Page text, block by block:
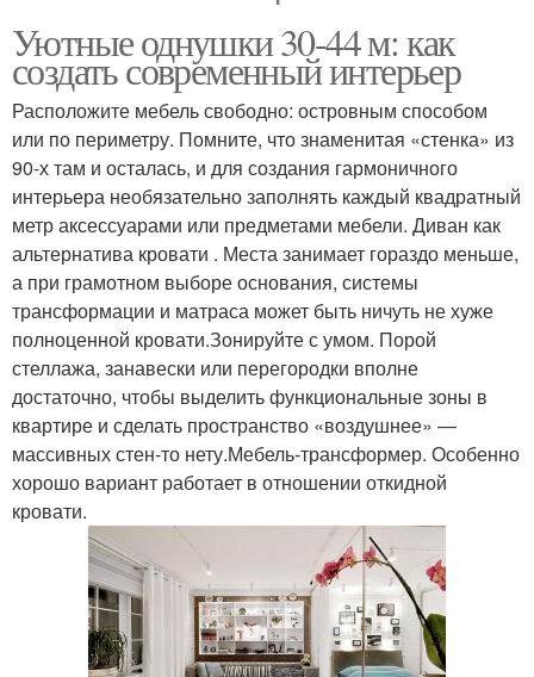
Уютные однушки 30-44 м: как
создать современный интерьер
Расположите мебель свободно: островным способом
или по периметру. Помните, что знаменитая «стенка» из
90-х там и осталась, и для создания гармоничного
интерьера необязательно заполнять каждый квадратный
метр аксессуарами или предметами мебели. Диван как
альтернатива кровати . Места занимает гораздо меньше,
а при грамотном выборе основания, системы
трансформации и матраса может быть ничуть не хуже
полноценной кровати.Зонируйте с умом. Порой
стеллажа, занавески или перегородки вполне
достаточно, чтобы выделить функциональные зоны в
квартире и сделать пространство «воздушнее» —
массивных стен-то нету.Мебель-трансформер. Особенно
хорошо вариант работает в отношении откидной
кровати.